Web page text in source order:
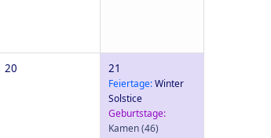
20 21
Feiertage:Winter
Solstice
Geburtstage:
Kamen(46)